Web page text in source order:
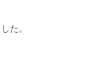
た。